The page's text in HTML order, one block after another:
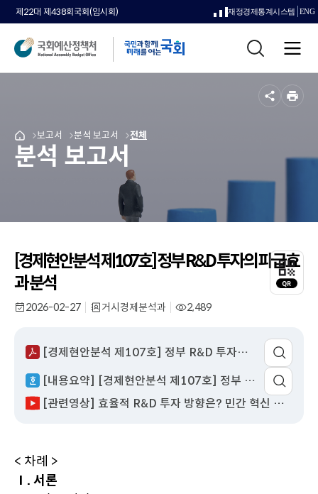
제22대 제438회국회(임시회)
새
으
재정경제통계시스템 ENG
검
전
체
뉴
국
회
예
처
인
페
이
지
로
메
뉴
보고서
메
뉴
로
분석 보고서
메
로
이
동
전체
분석 보고서
공
인
[경제현안분석 제107호] 정부 R&D 투자의 파급효
과 분석
QR
코
드
팝
열
기
작
2026-02-27 부
거시경제분석과 조
2,489
[경제현안분석 제107호] 정부 R&D 투자의 파급효과 분석.pdf
[내용요약] [경제현안분석 제107호] 정부 R&D 투자의 파급효과 분석.hwp
[관련영상] 효율적 R&D 투자 방향은? 민간 혁신 촉진 해법 제시
< 차례 >
Ⅰ. 서론